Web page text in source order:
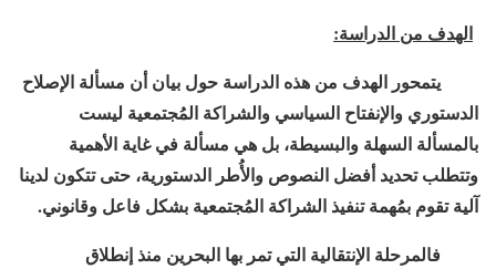
الهدف من الدراسة:
يتمحور الهدف من هذه الدراسة حول بيان أن مسألة الإصلاح
الدستوري والإنفتاح السياسي والشراكة المُجتمعية ليست
بالمسألة السهلة والبسيطة، بل هي مسألة في غاية الأهمية
وتتطلب تحديد أفضل النصوص والأُطر الدستورية، حتى تتكون لدينا
آلية تقوم بمُهمة تنفيذ الشراكة المُجتمعية بشكل فاعل وقانوني.
فالمرحلة الإنتقالية التي تمر بها البحرين منذ إنطلاق